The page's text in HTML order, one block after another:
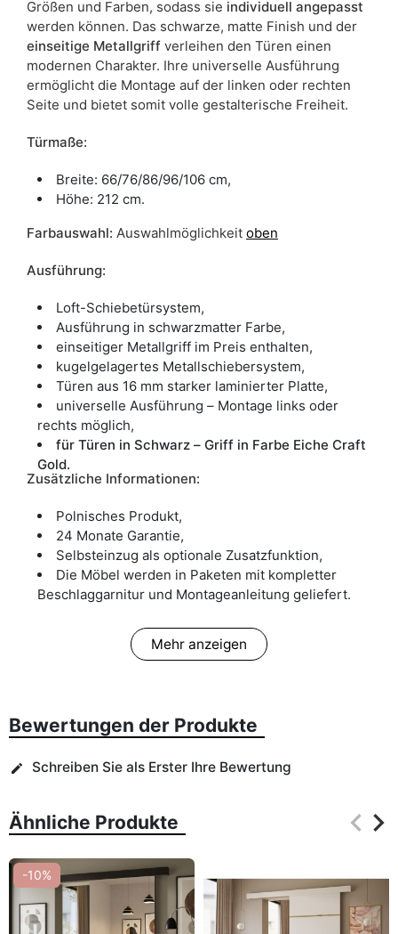
Größen und Farben, sodass sie individuell angepasst
werden können. Das schwarze, matte Finish und der
einseitige Metallgriff verleihen den Türen einen
modernen Charakter. Ihre universelle Ausführung
ermöglicht die Montage auf der linken oder rechten
Seite und bietet somit volle gestalterische Freiheit.
Türmaße:
Breite: 66/76/86/96/106 cm,
Höhe: 212 cm.
Farbauswahl: Auswahlmöglichkeit oben
Ausführung:
Loft-Schiebetürsystem,
Ausführung in schwarzmatter Farbe,
einseitiger Metallgriff im Preis enthalten,
kugelgelagertes Metallschiebersystem,
Türen aus 16 mm starker laminierter Platte,
universelle Ausführung – Montage links oder
rechts möglich,
für Türen in Schwarz – Griff in Farbe Eiche Craft
Gold.
Zusätzliche Informationen:
Polnisches Produkt,
24 Monate Garantie,
Selbsteinzug als optionale Zusatzfunktion,
Die Möbel werden in Paketen mit kompletter
Beschlaggarnitur und Montageanleitung geliefert.
Mehr anzeigen
Bewertungen der Produkte
edit Schreiben Sie als Erster Ihre Bewertung
Ähnliche Produkte keyboard_arrow_left
keyboard_arrow_right
-10%